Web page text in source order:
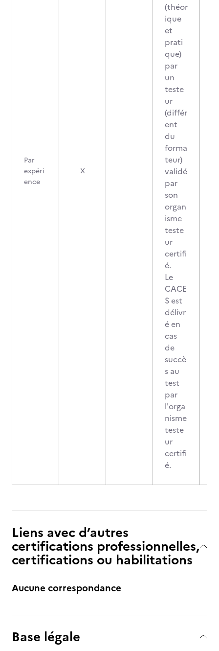
Par
expéri
ence
X
(théor
ique
et
prati
que)
par
un
teste
ur
(différ
ent
du
forma
teur)
validé
par
son
organ
isme
teste
ur
certifi
é.
Le
CACE
S est
délivr
é en
cas
de
succè
s au
test
par
l'orga
nisme
teste
ur
certifi
é.
Liens avec d’autres
certifications professionnelles,
certifications ou habilitations
Aucune correspondance
Base légale